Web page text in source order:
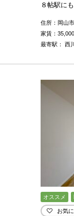
８帖駅に
住所：岡山
家賃： 35,000
最寄駅： 西
オススメ
お気